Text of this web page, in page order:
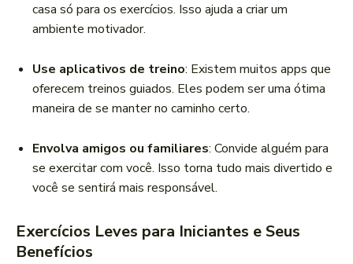
casa só para os exercícios. Isso ajuda a criar um
ambiente motivador.
Use aplicativos de treino: Existem muitos apps que
oferecem treinos guiados. Eles podem ser uma ótima
maneira de se manter no caminho certo.
Envolva amigos ou familiares: Convide alguém para
se exercitar com você. Isso torna tudo mais divertido e
você se sentirá mais responsável.
Exercícios Leves para Iniciantes e Seus
Benefícios